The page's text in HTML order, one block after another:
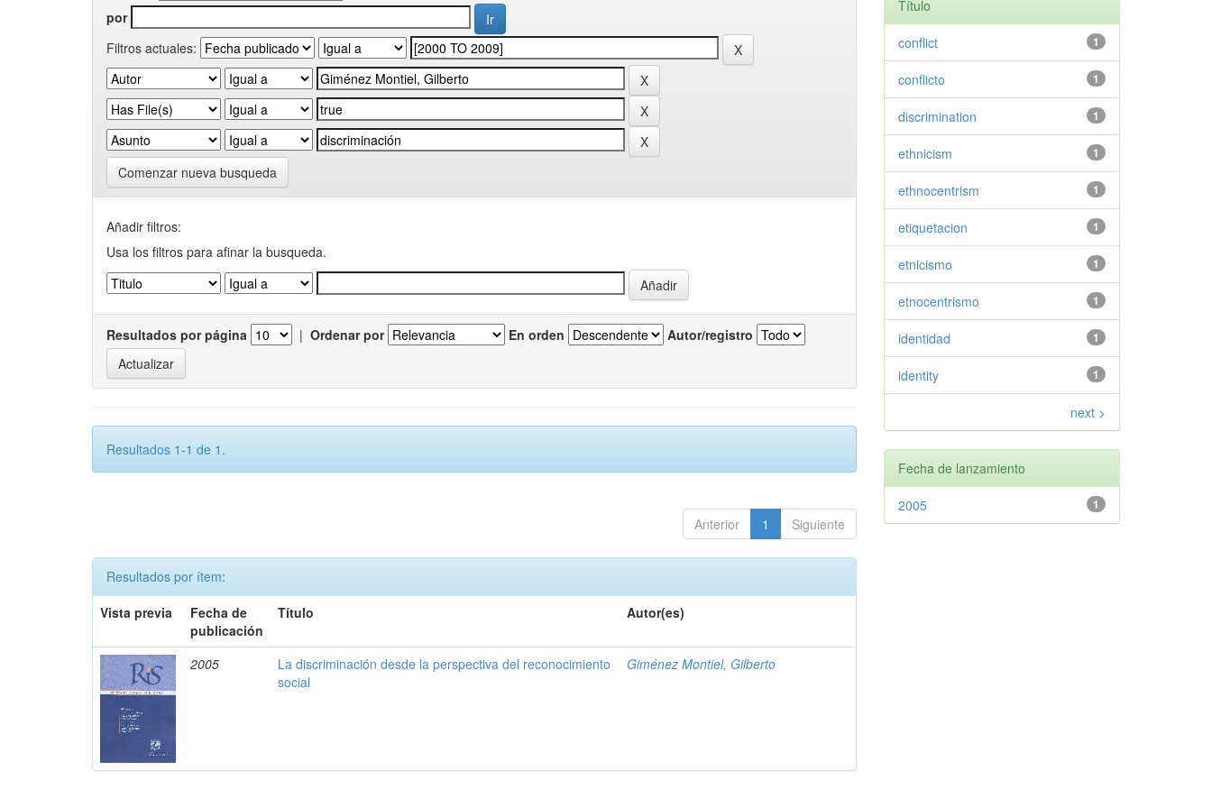
por
Filtros actuales:
Comenzar nueva busqueda
Añadir filtros:
Usa los filtros para afinar la busqueda.
Resultados por página | Ordenar por En orden Autor/registro
Resultados 1-1 de 1.
Anterior 1 Siguiente
Resultados por ítem:
Vista previa
Fecha de
publicación
Título Autor(es)
2005
La discriminación desde la perspectiva del reconocimiento
social
Giménez Montiel, Gilberto
Título
1
conflict
1
conflicto
1
discrimination
1
ethnicism
1
ethnocentrism
1
etiquetacion
1
etnicismo
1
etnocentrismo
1
identidad
1
identity
next >
Fecha de lanzamiento
1
2005